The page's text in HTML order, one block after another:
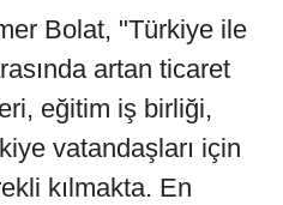
Bolat, "Türkiye ile
artan ticaret
eğitim iş birliği,
vatandaşları için
kılmakta. En